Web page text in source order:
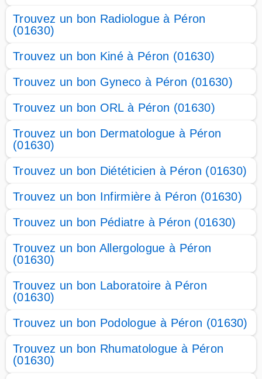
Trouvez un bon Radiologue à Péron
(01630)
Trouvez un bon Kiné à Péron (01630)
Trouvez un bon Gyneco à Péron (01630)
Trouvez un bon ORL à Péron (01630)
Trouvez un bon Dermatologue à Péron
(01630)
Trouvez un bon Diététicien à Péron (01630)
Trouvez un bon Infirmière à Péron (01630)
Trouvez un bon Pédiatre à Péron (01630)
Trouvez un bon Allergologue à Péron
(01630)
Trouvez un bon Laboratoire à Péron
(01630)
Trouvez un bon Podologue à Péron (01630)
Trouvez un bon Rhumatologue à Péron
(01630)